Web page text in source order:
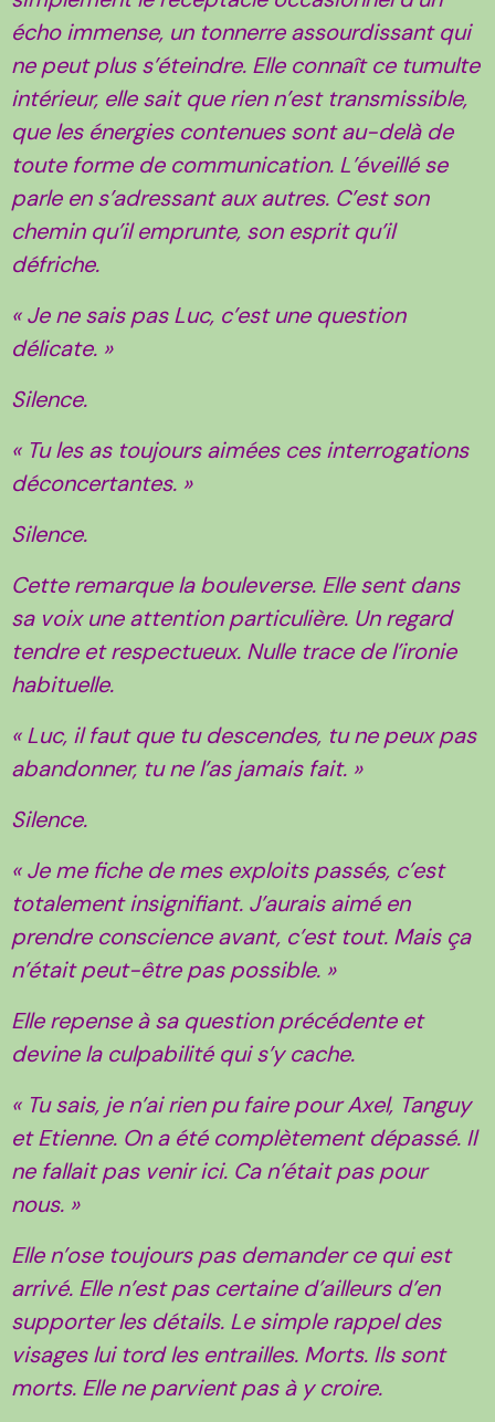
écho immense, un tonnerre assourdissant qui
ne peut plus s’éteindre. Elle connaît ce tumulte
intérieur, elle sait que rien n’est transmissible,
que les énergies contenues sont au-delà de
toute forme de communication. L’éveillé se
parle en s’adressant aux autres. C’est son
chemin qu’il emprunte, son esprit qu’il
défriche.
« Je ne sais pas Luc, c’est une question
délicate. »
Silence.
« Tu les as toujours aimées ces interrogations
déconcertantes. »
Silence.
Cette remarque la bouleverse. Elle sent dans
sa voix une attention particulière. Un regard
tendre et respectueux. Nulle trace de l’ironie
habituelle.
« Luc, il faut que tu descendes, tu ne peux pas
abandonner, tu ne l’as jamais fait. »
Silence.
« Je me fiche de mes exploits passés, c’est
totalement insignifiant. J’aurais aimé en
prendre conscience avant, c’est tout. Mais ça
n’était peut-être pas possible. »
Elle repense à sa question précédente et
devine la culpabilité qui s’y cache.
« Tu sais, je n’ai rien pu faire pour Axel, Tanguy
et Etienne. On a été complètement dépassé. Il
ne fallait pas venir ici. Ca n’était pas pour
nous. »
Elle n’ose toujours pas demander ce qui est
arrivé. Elle n’est pas certaine d’ailleurs d’en
supporter les détails. Le simple rappel des
visages lui tord les entrailles. Morts. Ils sont
morts. Elle ne parvient pas à y croire.